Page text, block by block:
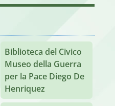
Biblioteca del Civico
Museo della Guerra
per la Pace Diego De
Henriquez